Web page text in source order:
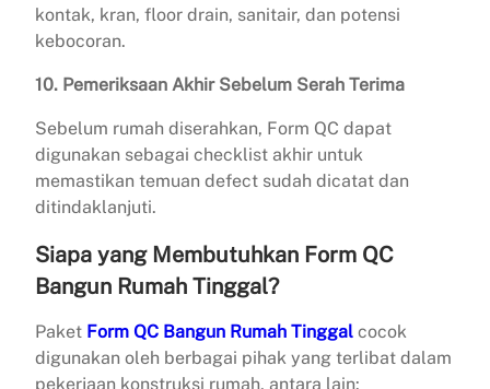
kontak, kran, floor drain, sanitair, dan potensi
kebocoran.
10. Pemeriksaan Akhir Sebelum Serah Terima
Sebelum rumah diserahkan, Form QC dapat
digunakan sebagai checklist akhir untuk
memastikan temuan defect sudah dicatat dan
ditindaklanjuti.
Siapa yang Membutuhkan Form QC
Bangun Rumah Tinggal?
Paket Form QC Bangun Rumah Tinggal cocok
digunakan oleh berbagai pihak yang terlibat dalam
pekerjaan konstruksi rumah, antara lain: